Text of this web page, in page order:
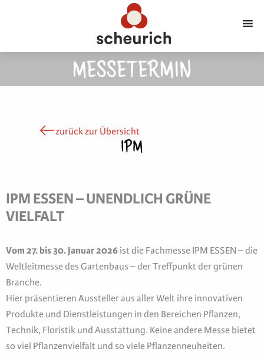
MESSETERMIN
zurück zur Übersicht
IPM
IPM ESSEN – UNENDLICH GRÜNE
VIELFALT
Vom 27. bis 30. Januar 2026 ist die Fachmesse IPM ESSEN – die
Weltleitmesse des Gartenbaus – der Treffpunkt der grünen
Branche.
Hier präsentieren Aussteller aus aller Welt ihre innovativen
Produkte und Dienstleistungen in den Bereichen Pflanzen,
Technik, Floristik und Ausstattung. Keine andere Messe bietet
so viel Pflanzenvielfalt und so viele Pflanzenneuheiten.